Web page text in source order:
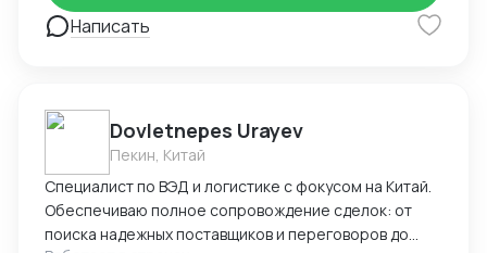
Написать
Dovletnepes Urayev
Пекин, Китай
Специалист по ВЭД и логистике с фокусом на Китай.
Обеспечиваю полное сопровождение сделок: от
поиска надежных поставщиков и переговоров до